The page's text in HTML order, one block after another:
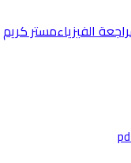
الفيزياءمستر كريم